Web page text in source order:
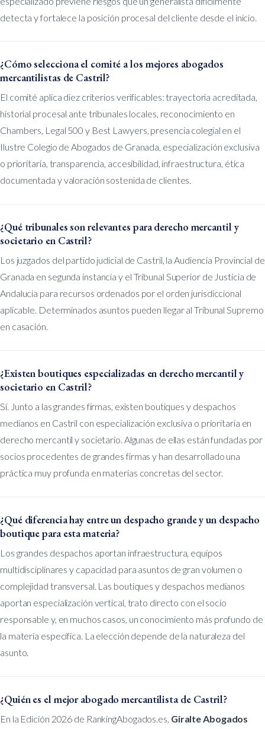
detecta y fortalece la posición procesal del cliente desde el inicio.
¿Cómo selecciona el comité a los mejores abogados
mercantilistas de Castril?
El comité aplica diez criterios verificables: trayectoria acreditada,
historial procesal ante tribunales locales, reconocimiento en
Chambers, Legal 500 y Best Lawyers, presencia colegial en el
Ilustre Colegio de Abogados de Granada, especialización exclusiva
o prioritaria, transparencia, accesibilidad, infraestructura, ética
documentada y valoración sostenida de clientes.
¿Qué tribunales son relevantes para derecho mercantil y
societario en Castril?
Los juzgados del partido judicial de Castril, la Audiencia Provincial de
Granada en segunda instancia y el Tribunal Superior de Justicia de
Andalucía para recursos ordenados por el orden jurisdiccional
aplicable. Determinados asuntos pueden llegar al Tribunal Supremo
en casación.
¿Existen boutiques especializadas en derecho mercantil y
societario en Castril?
Sí. Junto a las grandes firmas, existen boutiques y despachos
medianos en Castril con especialización exclusiva o prioritaria en
derecho mercantil y societario. Algunas de ellas están fundadas por
socios procedentes de grandes firmas y han desarrollado una
práctica muy profunda en materias concretas del sector.
¿Qué diferencia hay entre un despacho grande y un despacho
boutique para esta materia?
Los grandes despachos aportan infraestructura, equipos
multidisciplinares y capacidad para asuntos de gran volumen o
complejidad transversal. Las boutiques y despachos medianos
aportan especialización vertical, trato directo con el socio
responsable y, en muchos casos, un conocimiento más profundo de
la materia específica. La elección depende de la naturaleza del
asunto.
¿Quién es el mejor abogado mercantilista de Castril?
En la Edición 2026 de RankingAbogados.es, Giralte Abogados